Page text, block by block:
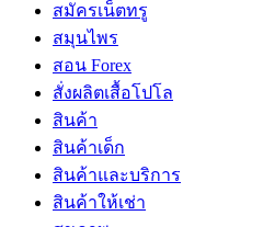
สมัครเน็ตทรู
สมุนไพร
สอน Forex
สั่งผลิตเสื้อโปโล
สินค้า
สินค้าเด็ก
สินค้าและบริการ
สินค้าให้เช่า